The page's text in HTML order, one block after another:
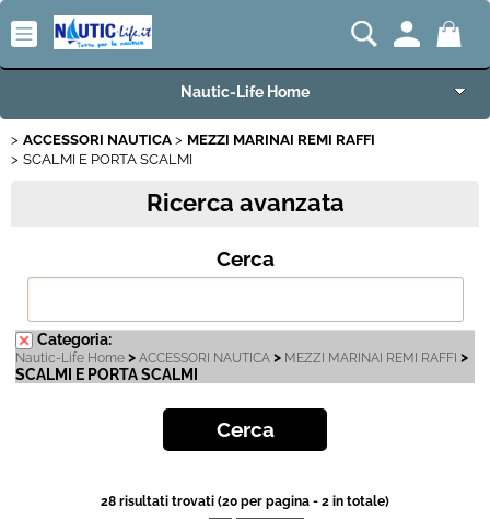
Nautic-Life Home
Accessori e Ricambi
Imbarcazioni e Motori
Carrelli Porta Barca
Fineserie e Occasioni
ACCESSORI NAUTICA
MEZZI MARINAI REMI RAFFI
SCALMI E PORTA SCALMI
Ricerca avanzata
Cerca
Categoria:
Nautic-Life Home > ACCESSORI NAUTICA > MEZZI MARINAI REMI RAFFI >
SCALMI E PORTA SCALMI
28 risultati trovati (20 per pagina - 2 in totale)